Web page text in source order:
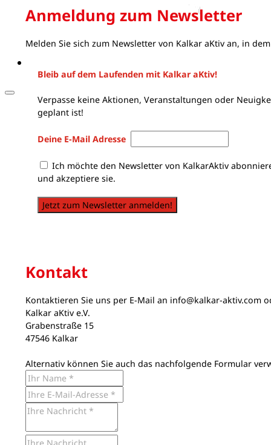
Anmeldung zum Newsletter
Melden Sie sich zum Newsletter von Kalkar aKtiv an, in
Bleib auf dem Laufenden mit Kalkar aKtiv!
Verpasse keine Aktionen, Veranstaltungen oder
geplant ist!
Deine E-Mail Adresse
Ich möchte den Newsletter von KalkarAktiv
und akzeptiere sie.
Jetzt zum Newsletter anmelden!
Kontakt
Kontaktieren Sie uns per E-Mail an info@kalkar-aktiv.com
Kalkar aKtiv e.V.
Grabenstraße 15
47546 Kalkar
Alternativ können Sie auch das nachfolgende Formular